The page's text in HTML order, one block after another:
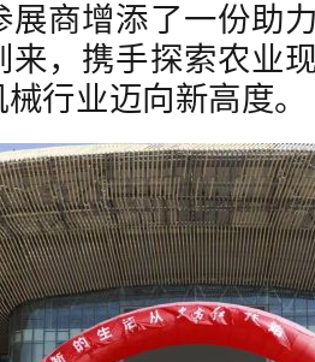
展商增添了一份助
来，携手探索农业
行业迈向新高度。